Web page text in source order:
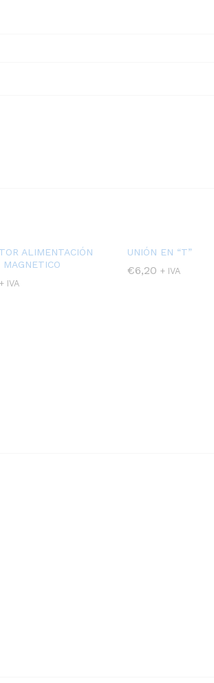
ALIMENTACIÓN
MAGNETICO
+ IVA
UNIÓN EN “T”
€6,20 + IVA